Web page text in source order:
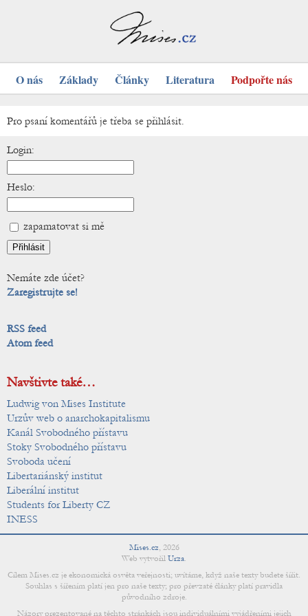
O nás Základy Články Literatura Podpořte nás
Pro psaní komentářů je třeba se přihlásit.
Login:
Heslo:
zapamatovat si mě
Nemáte zde účet?
Zaregistrujte se!
RSS feed
Atom feed
Navštivte také…
Ludwig von Mises Institute
Urzův web o anarchokapitalismu
Kanál Svobodného přístavu
Stoky Svobodného přístavu
Svoboda učení
Libertariánský institut
Liberální institut
Students for Liberty CZ
INESS
Mises.cz, 2026
Web vytvořil Urza.
Cílem Mises.cz je ekonomická osvěta veřejnosti; uvítáme, když naše texty budete šířit.
Souhlas s šířením platí jen pro naše texty; pro převzaté články platí pravidla
původního zdroje.
Názory prezentované na těchto stránkách jsou individuálními vyjádřeními jejich